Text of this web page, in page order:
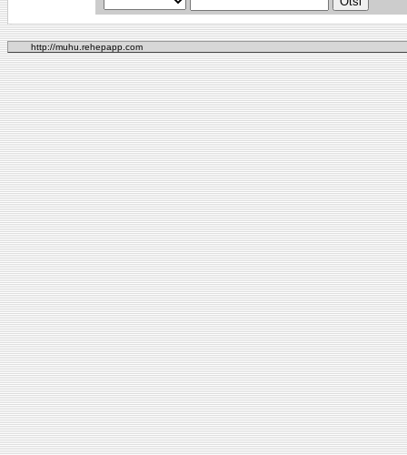
http://muhu.rehepapp.com